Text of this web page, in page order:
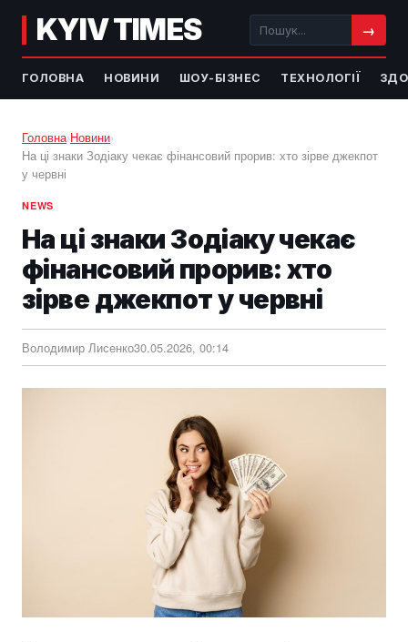
KYIV TIMES →
ГОЛОВНА НОВИНИ ШОУ-БІЗНЕС ТЕХНОЛОГІЇ
Головна›Новини›
На ці знаки Зодіаку чекає фінансовий прорив: хто зірве джекпот
у червні
NEWS
На ці знаки Зодіаку чекає
фінансовий прорив: хто
зірве джекпот у червні
Володимир Лисенко30.05.2026, 00:14